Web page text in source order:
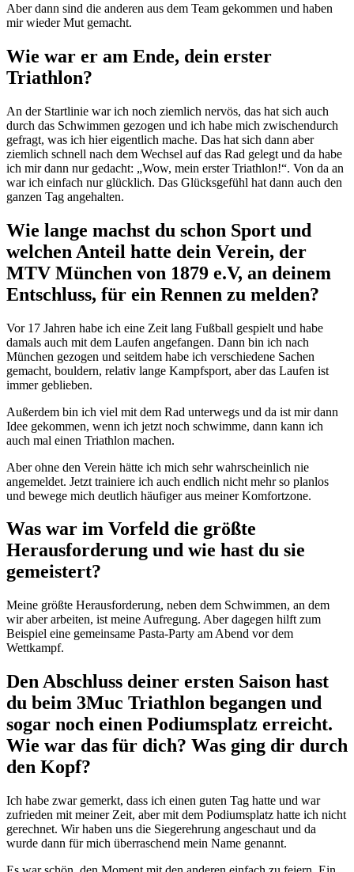
Aber dann sind die anderen aus dem Team gekommen und haben
mir wieder Mut gemacht.
Wie war er am Ende, dein erster
Triathlon?
An der Startlinie war ich noch ziemlich nervös, das hat sich auch
durch das Schwimmen gezogen und ich habe mich zwischendurch
gefragt, was ich hier eigentlich mache. Das hat sich dann aber
ziemlich schnell nach dem Wechsel auf das Rad gelegt und da habe
ich mir dann nur gedacht: „Wow, mein erster Triathlon!“. Von da an
war ich einfach nur glücklich. Das Glücksgefühl hat dann auch den
ganzen Tag angehalten.
Wie lange machst du schon Sport und
welchen Anteil hatte dein Verein, der
MTV München von 1879 e.V, an deinem
Entschluss, für ein Rennen zu melden?
Vor 17 Jahren habe ich eine Zeit lang Fußball gespielt und habe
damals auch mit dem Laufen angefangen. Dann bin ich nach
München gezogen und seitdem habe ich verschiedene Sachen
gemacht, bouldern, relativ lange Kampfsport, aber das Laufen ist
immer geblieben.
Außerdem bin ich viel mit dem Rad unterwegs und da ist mir dann
Idee gekommen, wenn ich jetzt noch schwimme, dann kann ich
auch mal einen Triathlon machen.
Aber ohne den Verein hätte ich mich sehr wahrscheinlich nie
angemeldet. Jetzt trainiere ich auch endlich nicht mehr so planlos
und bewege mich deutlich häufiger aus meiner Komfortzone.
Was war im Vorfeld die größte
Herausforderung und wie hast du sie
gemeistert?
Meine größte Herausforderung, neben dem Schwimmen, an dem
wir aber arbeiten, ist meine Aufregung. Aber dagegen hilft zum
Beispiel eine gemeinsame Pasta-Party am Abend vor dem
Wettkampf.
Den Abschluss deiner ersten Saison hast
du beim 3Muc Triathlon begangen und
sogar noch einen Podiumsplatz erreicht.
Wie war das für dich? Was ging dir durch
den Kopf?
Ich habe zwar gemerkt, dass ich einen guten Tag hatte und war
zufrieden mit meiner Zeit, aber mit dem Podiumsplatz hatte ich nicht
gerechnet. Wir haben uns die Siegerehrung angeschaut und da
wurde dann für mich überraschend mein Name genannt.